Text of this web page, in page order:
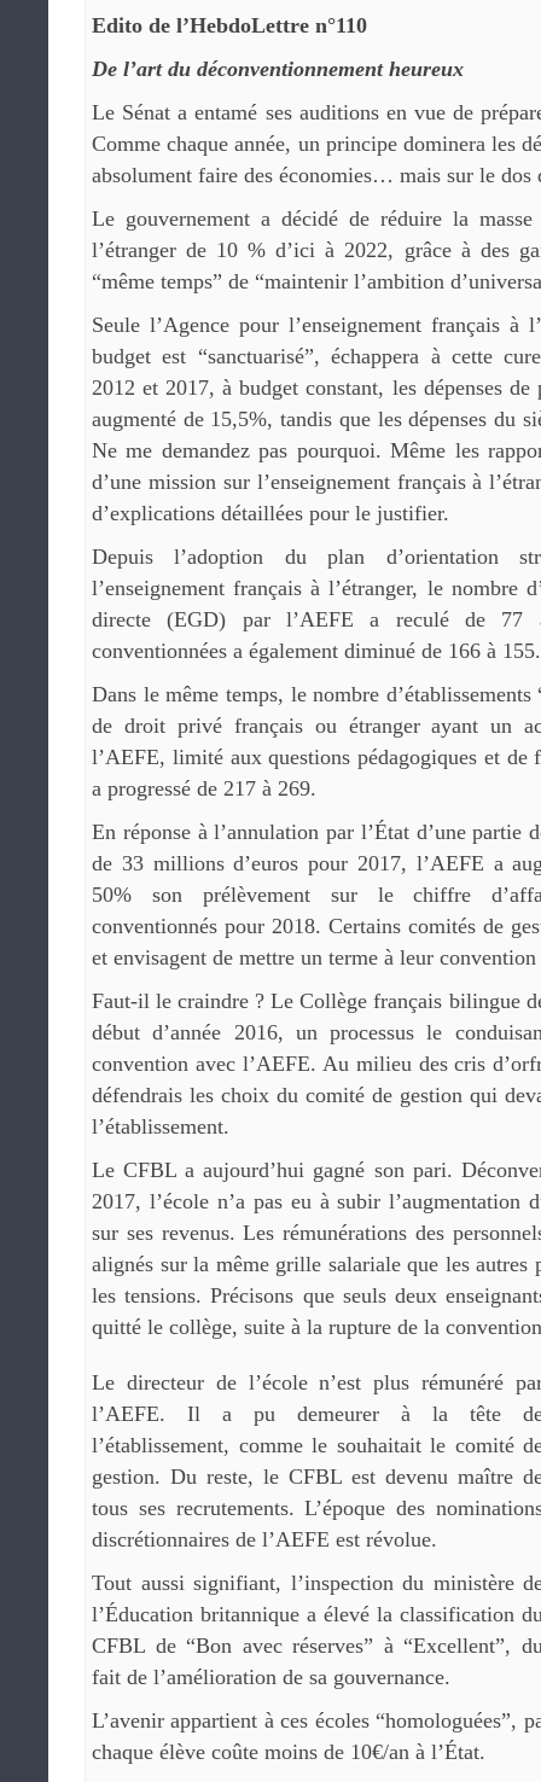
Edito de l’HebdoLettre n°110
De l’art du déconventionnement heureux
Le Sénat a entamé ses auditions en vue de
Comme chaque année, un principe dominera les
absolument faire des économies… mais sur le dos
Le gouvernement a décidé de réduire la
l’étranger de 10 % d’ici à 2022, grâce à des
“même temps” de “maintenir l’ambition
Seule l’Agence pour l’enseignement français à
budget est “sanctuarisé”, échappera à cette
2012 et 2017, à budget constant, les dépenses de
augmenté de 15,5%, tandis que les dépenses du
Ne me demandez pas pourquoi. Même les
d’une mission sur l’enseignement français à
d’explications détaillées pour le justifier.
Depuis l’adoption du plan d’orientation
l’enseignement français à l’étranger, le nombre
directe (EGD) par l’AEFE a reculé de 77
conventionnées a également diminué de 166 à 155.
Dans le même temps, le nombre d’établissements
de droit privé français ou étranger ayant un
l’AEFE, limité aux questions pédagogiques et de
a progressé de 217 à 269.
En réponse à l’annulation par l’État d’une partie
de 33 millions d’euros pour 2017, l’AEFE a
50% son prélèvement sur le chiffre
conventionnés pour 2018. Certains comités de
et envisagent de mettre un terme à leur
Faut-il le craindre ? Le Collège français bilingue
début d’année 2016, un processus le
convention avec l’AEFE. Au milieu des cris
défendrais les choix du comité de gestion qui
l’établissement.
Le CFBL a aujourd’hui gagné son pari.
2017, l’école n’a pas eu à subir l’augmentation
sur ses revenus. Les rémunérations des
alignés sur la même grille salariale que les autres
les tensions. Précisons que seuls deux
quitté le collège, suite à la rupture de la
Le directeur de l’école n’est plus rémunéré
l’AEFE. Il a pu demeurer à la tête
l’établissement, comme le souhaitait le comité
gestion. Du reste, le CFBL est devenu maître
tous ses recrutements. L’époque des
discrétionnaires de l’AEFE est révolue.
Tout aussi signifiant, l’inspection du ministère
l’Éducation britannique a élevé la classification
CFBL de “Bon avec réserves” à “Excellent”,
fait de l’amélioration de sa gouvernance.
L’avenir appartient à ces écoles “homologuées”,
chaque élève coûte moins de 10€/an à l’État.